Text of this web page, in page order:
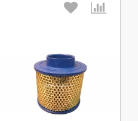
Выберите количество: